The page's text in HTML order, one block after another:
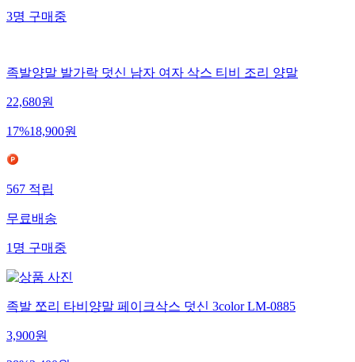
3명구매중
족발양말 발가락 덧신 남자 여자 삭스 티비 조리 양말
22,680원
17%18,900원
567적립
무료배송
1명구매중
족발 쪼리 타비양말 페이크삭스 덧신 3color LM-0885
3,900원